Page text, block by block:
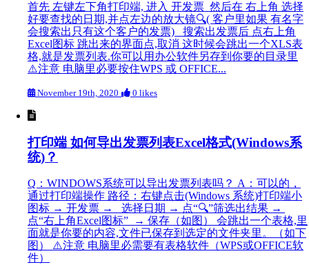
首先 左键左下角打印端, 进入 开发票 然后在 右上角 选择
好要查找的日期,并点左边的放大镜🔍( 客户里如果 有名字
会搜索出只有这个客户的发票) 搜索出发票后 点右上角
Excel图标 跳出来的界面点,取消 这时候会跳出一个XLS表
格,就是发票列表.你可以用办公软件另存到你要的目录里
⚠️注意 电脑里必要按住WPS 或 OFFICE...
November 19th, 2020 0 likes
打印端 如何导出发票列表Excel格式(Windows系
统)？
Q：WINDOWS系统可以导出发票列表吗？ A：可以的，
通过打印端操作 路径：右键点击(Windows 系统)打印端小
图标 → 开发票 → 选择日期 → 点“🔍”筛选出结果 →
点“右上角Excel图标” → 保存（如图） 会跳出一个表格,里
面就是你要的内容,文件已保存到选定的文件夹里。（如下
图） ⚠️注意 电脑里必需要有表格软件（WPS或OFFICE软
件）